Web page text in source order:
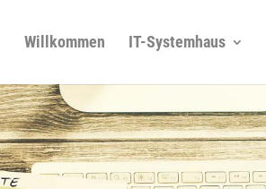
Willkommen IT-Systemhaus